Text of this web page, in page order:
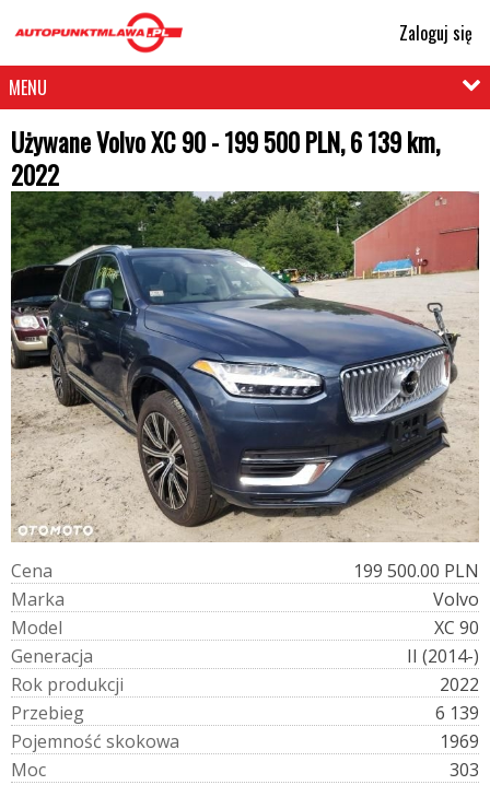
Zaloguj się
MENU
Używane Volvo XC 90 - 199 500 PLN, 6 139 km,
2022
Cena
199 500.00 PLN
Marka
Volvo
Model
XC 90
Generacja
II (2014-)
Rok produkcji
2022
Przebieg
6 139
Pojemność skokowa
1969
Moc
303